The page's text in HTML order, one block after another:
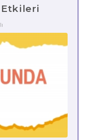
Etkileri